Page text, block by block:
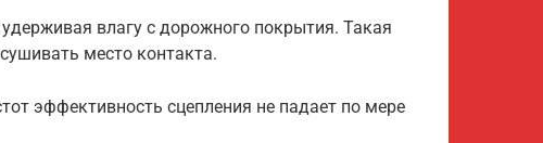
влагу с дорожного покрытия. Такая
место контакта.
эффективность сцепления не падает по мере